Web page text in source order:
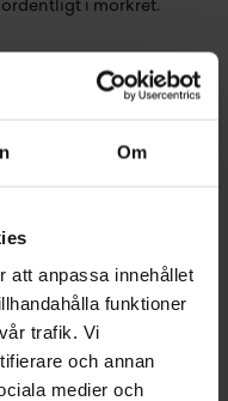
Om
att anpassa innehållet
funktioner
trafik. Vi
och annan
medier och
i mörkret.
är det alltid bra att ha
om du fastnat i en